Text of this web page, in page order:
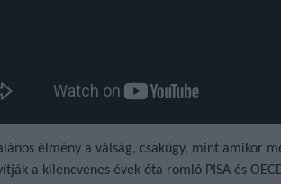
élmény a válság, csakúgy, mint amikor
a kilencvenes évek óta romló PISA és